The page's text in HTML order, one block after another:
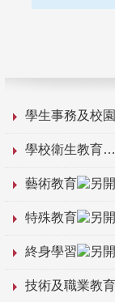
學生事務及校
學校衛生教育
藝術教育
特殊教育
終身學習
技術及職業教育